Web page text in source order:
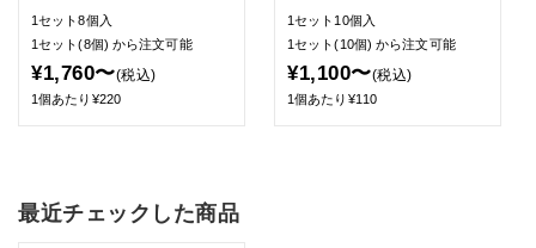
1セット8個入
1セット(8個) から注文可能
¥1,760〜(税込)
1個あたり¥220
1セット10個入
1セット(10個)から注文可能
¥1,100〜(税込)
1個あたり¥110
最近チェックした商品